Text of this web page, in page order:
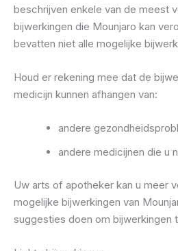
beschrijven enkele van de meest
bijwerkingen die Mounjaro kan
bevatten niet alle mogelijke
Houd er rekening mee dat de
medicijn kunnen afhangen van:
andere
andere medicijnen die u
Uw arts of apotheker kan u meer
mogelijke bijwerkingen van
suggesties doen om bijwerkingen